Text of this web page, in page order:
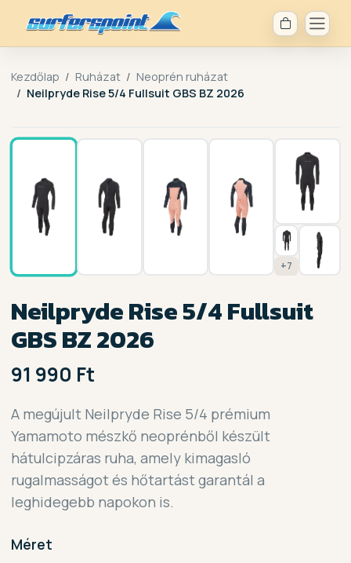
Kezdőlap Ruházat
Neoprén ruházat
Neilpryde Rise 5/4 Fullsuit GBS BZ 2026
+7
Neilpryde Rise 5/4 Fullsuit
GBS BZ 2026
91 990 Ft
A megújult Neilpryde Rise 5/4 prémium
Yamamoto mészkő neoprénből készült
hátulcipzáras ruha, amely kimagasló
rugalmasságot és hőtartást garantál a
leghidegebb napokon is.
Méret